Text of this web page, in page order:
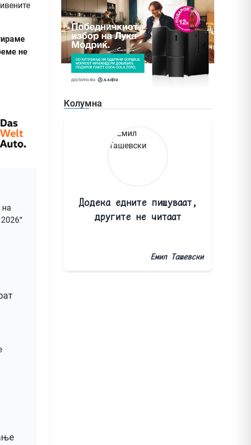
не
Колумна
Додека едните пишуваат,
другите не читаат
Емил Ташевски